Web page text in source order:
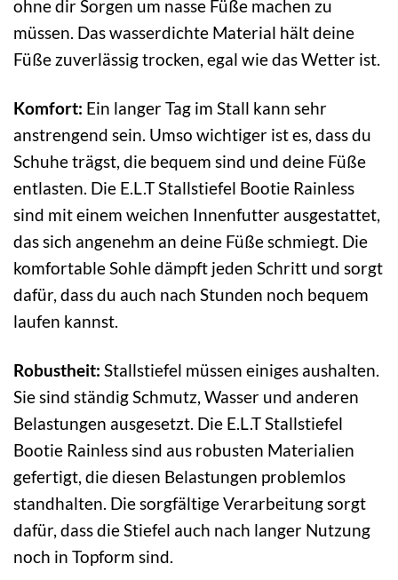
ohne dir Sorgen um nasse Füße machen zu
müssen. Das wasserdichte Material hält deine
Füße zuverlässig trocken, egal wie das Wetter ist.
Komfort: Ein langer Tag im Stall kann sehr
anstrengend sein. Umso wichtiger ist es, dass du
Schuhe trägst, die bequem sind und deine Füße
entlasten. Die E.L.T Stallstiefel Bootie Rainless
sind mit einem weichen Innenfutter ausgestattet,
das sich angenehm an deine Füße schmiegt. Die
komfortable Sohle dämpft jeden Schritt und sorgt
dafür, dass du auch nach Stunden noch bequem
laufen kannst.
Robustheit: Stallstiefel müssen einiges aushalten.
Sie sind ständig Schmutz, Wasser und anderen
Belastungen ausgesetzt. Die E.L.T Stallstiefel
Bootie Rainless sind aus robusten Materialien
gefertigt, die diesen Belastungen problemlos
standhalten. Die sorgfältige Verarbeitung sorgt
dafür, dass die Stiefel auch nach langer Nutzung
noch in Topform sind.